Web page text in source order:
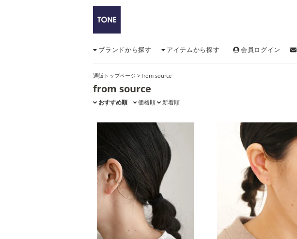
ブランドから探す アイテムから探す 会員ログイン
通販トップページ > from source
from source
おすすめ順 価格順 新着順